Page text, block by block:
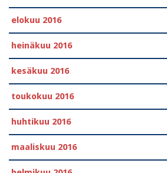
elokuu 2016
heinäkuu 2016
kesäkuu 2016
toukokuu 2016
huhtikuu 2016
maaliskuu 2016